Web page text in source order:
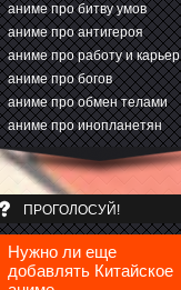
аниме про битву умов
аниме про антигероя
аниме про работу и карьер
аниме про богов
аниме про обмен телами
аниме про инопланетян
ПРОГОЛОСУЙ!
Нужно ли еще
добавлять Китайское